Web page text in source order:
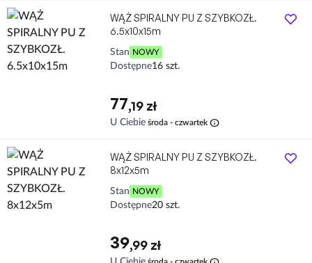
WĄŻ SPIRALNY PU Z SZYBKOZŁ.
6.5x10x15m
Stan NOWY
Dostępne16 szt.
77,19 zł
U Ciebie środa - czwartek info
WĄŻ SPIRALNY PU Z SZYBKOZŁ.
8x12x5m
Stan NOWY
Dostępne20 szt.
39,99 zł